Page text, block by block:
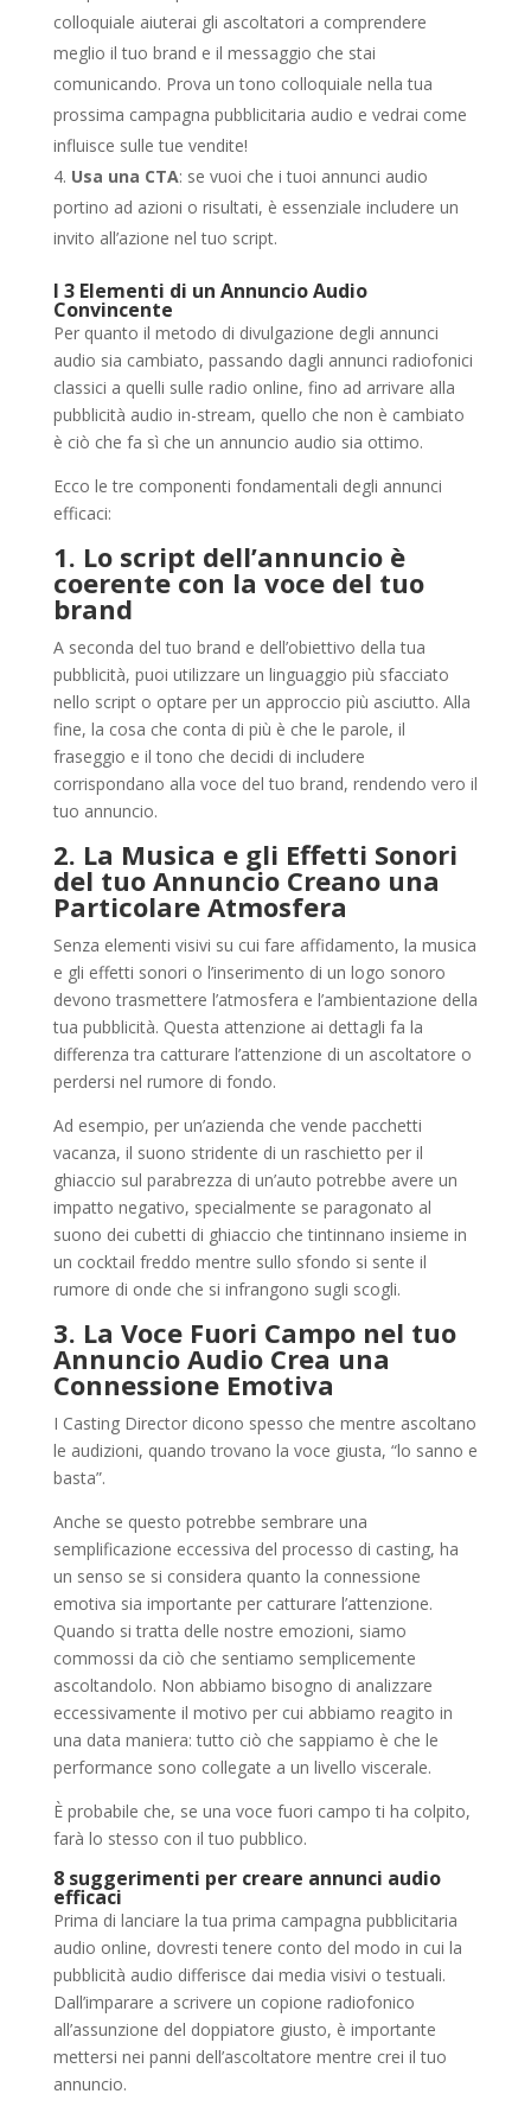
colloquiale aiuterai gli ascoltatori a comprendere
meglio il tuo brand e il messaggio che stai
comunicando. Prova un tono colloquiale nella tua
prossima campagna pubblicitaria audio e vedrai come
influisce sulle tue vendite!
Usa una CTA: se vuoi che i tuoi annunci audio
portino ad azioni o risultati, è essenziale includere un
invito all’azione nel tuo script.
I 3 Elementi di un Annuncio Audio
Convincente
Per quanto il metodo di divulgazione degli annunci
audio sia cambiato, passando dagli annunci radiofonici
classici a quelli sulle radio online, fino ad arrivare alla
pubblicità audio in-stream, quello che non è cambiato
è ciò che fa sì che un annuncio audio sia ottimo.
Ecco le tre componenti fondamentali degli annunci
efficaci:
1. Lo script dell’annuncio è
coerente con la voce del tuo
brand
A seconda del tuo brand e dell’obiettivo della tua
pubblicità, puoi utilizzare un linguaggio più sfacciato
nello script o optare per un approccio più asciutto. Alla
fine, la cosa che conta di più è che le parole, il
fraseggio e il tono che decidi di includere
corrispondano alla voce del tuo brand, rendendo vero il
tuo annuncio.
2. La Musica e gli Effetti Sonori
del tuo Annuncio Creano una
Particolare Atmosfera
Senza elementi visivi su cui fare affidamento, la musica
e gli effetti sonori o l’inserimento di un logo sonoro
devono trasmettere l’atmosfera e l’ambientazione della
tua pubblicità. Questa attenzione ai dettagli fa la
differenza tra catturare l’attenzione di un ascoltatore o
perdersi nel rumore di fondo.
Ad esempio, per un’azienda che vende pacchetti
vacanza, il suono stridente di un raschietto per il
ghiaccio sul parabrezza di un’auto potrebbe avere un
impatto negativo, specialmente se paragonato al
suono dei cubetti di ghiaccio che tintinnano insieme in
un cocktail freddo mentre sullo sfondo si sente il
rumore di onde che si infrangono sugli scogli.
3. La Voce Fuori Campo nel tuo
Annuncio Audio Crea una
Connessione Emotiva
I Casting Director dicono spesso che mentre ascoltano
le audizioni, quando trovano la voce giusta, “lo sanno e
basta”.
Anche se questo potrebbe sembrare una
semplificazione eccessiva del processo di casting, ha
un senso se si considera quanto la connessione
emotiva sia importante per catturare l’attenzione.
Quando si tratta delle nostre emozioni, siamo
commossi da ciò che sentiamo semplicemente
ascoltandolo. Non abbiamo bisogno di analizzare
eccessivamente il motivo per cui abbiamo reagito in
una data maniera: tutto ciò che sappiamo è che le
performance sono collegate a un livello viscerale.
È probabile che, se una voce fuori campo ti ha colpito,
farà lo stesso con il tuo pubblico.
8 suggerimenti per creare annunci audio
efficaci
Prima di lanciare la tua prima campagna pubblicitaria
audio online, dovresti tenere conto del modo in cui la
pubblicità audio differisce dai media visivi o testuali.
Dall’imparare a scrivere un copione radiofonico
all’assunzione del doppiatore giusto, è importante
mettersi nei panni dell’ascoltatore mentre crei il tuo
annuncio.